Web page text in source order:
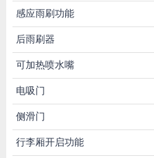
感应雨刷功能
后雨刷器
可加热喷水嘴
电吸门
侧滑门
行李厢开启功能